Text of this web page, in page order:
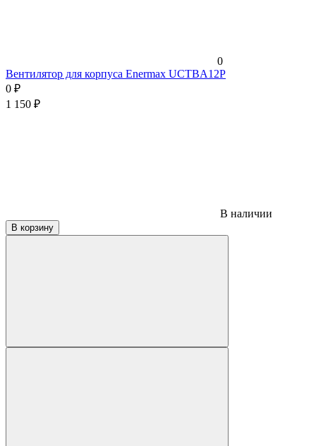
0
Вентилятор для корпуса Enermax UCTBA12P
0 ₽
1 150 ₽
В наличии
В корзину